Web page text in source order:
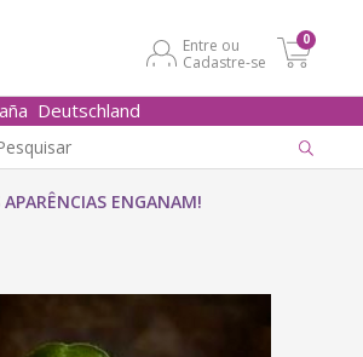
Entre ou
Cadastre-se
0
Deutschland
APARÊNCIAS ENGANAM!